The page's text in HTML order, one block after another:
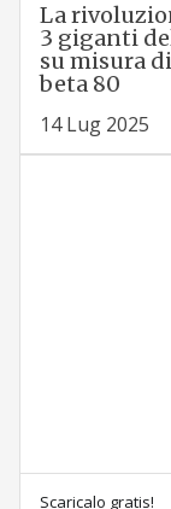
La
3 giganti
su misura
beta 80
14 Lug 2025
Scaricalo gratis!